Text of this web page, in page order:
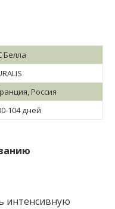
Белла
Россия
104 дней
интенсивную